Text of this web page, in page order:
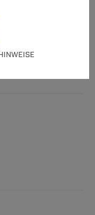
für den